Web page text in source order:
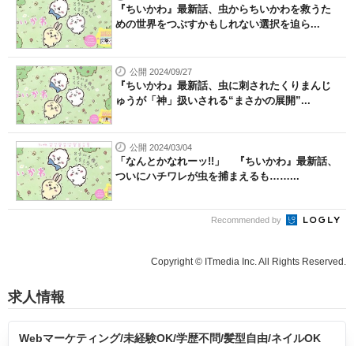
『ちいかわ』最新話、虫からちいかわを救うた
めの世界をつぶすかもしれない選択を迫ら...
公開 2024/09/27
『ちいかわ』最新話、虫に刺されたくりまんじ
ゅうが「神」扱いされる“まさかの展開”...
公開 2024/03/04
「なんとかなれーッ!!」 『ちいかわ』最新話、
ついにハチワレが虫を捕まえるも……...
Recommended by
Copyright © ITmedia Inc. All Rights Reserved.
求人情報
Webマーケティング/未経験OK/学歴不問/髪型自由/ネイルOK